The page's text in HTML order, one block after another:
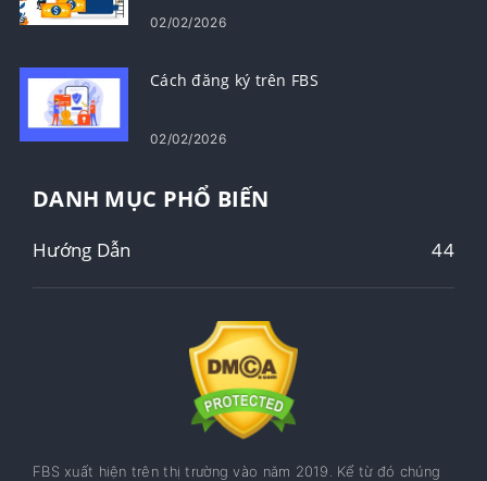
02/02/2026
Cách đăng ký trên FBS
02/02/2026
DANH MỤC PHỔ BIẾN
Hướng Dẫn 44
FBS xuất hiện trên thị trường vào năm 2019. Kể từ đó chúng